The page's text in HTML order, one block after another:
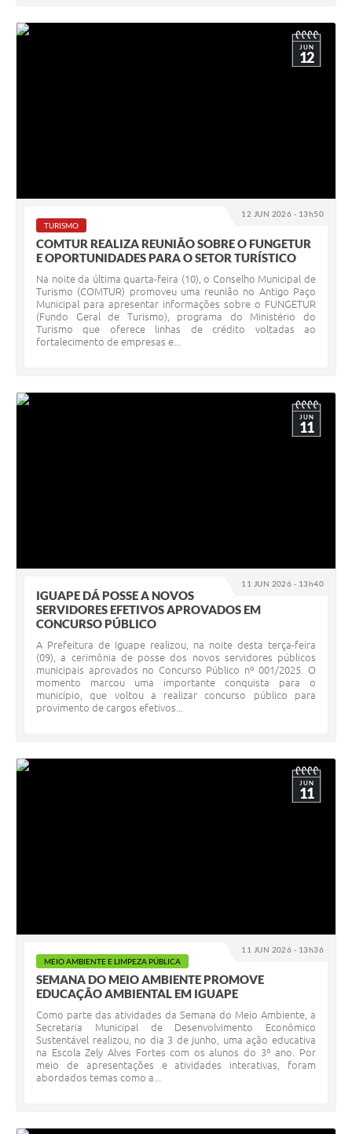
12 JUN 2026 - 13h50
JUN
12
TURISMO
COMTUR REALIZA REUNIÃO SOBRE O FUNGETUR
E OPORTUNIDADES PARA O SETOR TURÍSTICO
Na noite da última quarta-feira (10), o Conselho Municipal de
Turismo (COMTUR) promoveu uma reunião no Antigo Paço
Municipal para apresentar informações sobre o FUNGETUR
(Fundo Geral de Turismo), programa do Ministério do
Turismo que oferece linhas de crédito voltadas ao
fortalecimento de empresas e...
11 JUN 2026 - 13h40
JUN
11
IGUAPE DÁ POSSE A NOVOS
SERVIDORES EFETIVOS APROVADOS EM
CONCURSO PÚBLICO
A Prefeitura de Iguape realizou, na noite desta terça-feira
(09), a cerimônia de posse dos novos servidores públicos
municipais aprovados no Concurso Público nº 001/2025. O
momento marcou uma importante conquista para o
município, que voltou a realizar concurso público para
provimento de cargos efetivos...
11 JUN 2026 - 13h36
JUN
11
MEIO AMBIENTE E LIMPEZA PÚBLICA
SEMANA DO MEIO AMBIENTE PROMOVE
EDUCAÇÃO AMBIENTAL EM IGUAPE
Como parte das atividades da Semana do Meio Ambiente, a
Secretaria Municipal de Desenvolvimento Econômico
Sustentável realizou, no dia 3 de junho, uma ação educativa
na Escola Zely Alves Fortes com os alunos do 3º ano. Por
meio de apresentações e atividades interativas, foram
abordados temas como a...